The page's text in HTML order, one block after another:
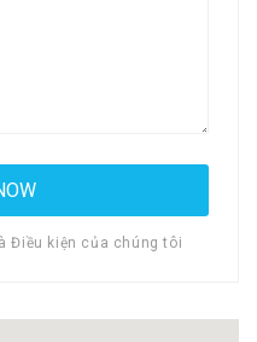
Điều kiện của chúng tôi